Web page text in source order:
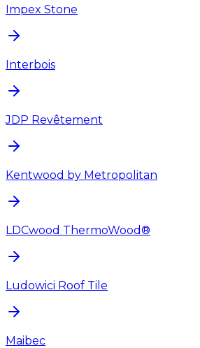
Impex Stone
Interbois
JDP Revêtement
Kentwood by Metropolitan
LDCwood ThermoWood®
Ludowici Roof Tile
Maibec